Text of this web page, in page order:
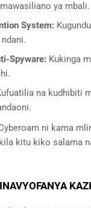
ya mbali.
System:
Spyware: Kukinga
na kudhibiti
ni kama
kitu kiko salama
KAZI